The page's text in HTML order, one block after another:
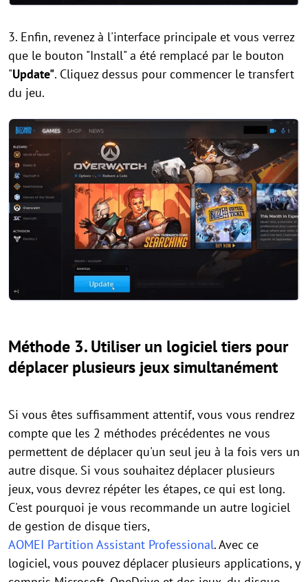
3. Enfin, revenez à l'interface principale et vous verrez
que le bouton "Install" a été remplacé par le bouton
"Update". Cliquez dessus pour commencer le transfert
du jeu.
Méthode 3. Utiliser un logiciel tiers pour
déplacer plusieurs jeux simultanément
Si vous êtes suffisamment attentif, vous vous rendrez
compte que les 2 méthodes précédentes ne vous
permettent de déplacer qu'un seul jeu à la fois vers un
autre disque. Si vous souhaitez déplacer plusieurs
jeux, vous devrez répéter les étapes, ce qui est long.
C'est pourquoi je vous recommande un autre logiciel
de gestion de disque tiers,
AOMEI Partition Assistant Professional. Avec ce
logiciel, vous pouvez déplacer plusieurs applications, y